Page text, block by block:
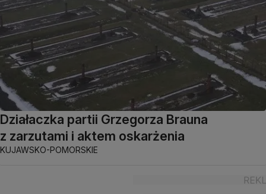
Działaczka partii Grzegorza Brauna
z zarzutami i aktem oskarżenia
KUJAWSKO-POMORSKIE